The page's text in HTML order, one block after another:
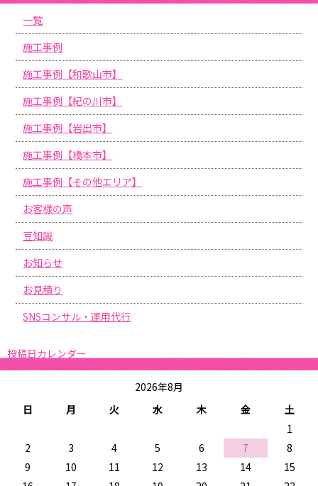
一覧
施工事例
施工事例【和歌山市】
施工事例【紀の川市】
施工事例【岩出市】
施工事例【橋本市】
施工事例【その他エリア】
お客様の声
豆知識
お知らせ
お見積り
SNSコンサル・運用代行
投稿日カレンダー
2026年8月
日
月 火 水 木 金
土
1
2
3 4 5 6 7
8
9
10 11 12 13 14
15